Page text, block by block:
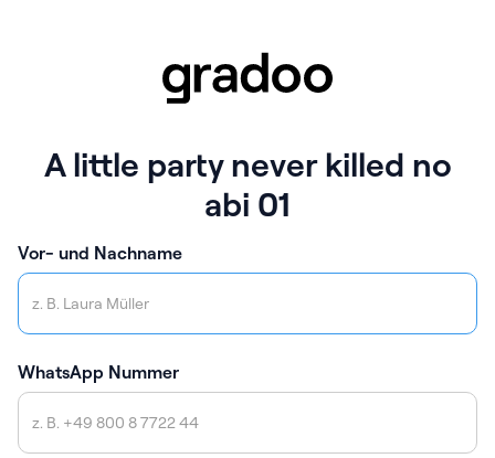
A little party never killed no
abi 01
Vor- und Nachname
WhatsApp Nummer